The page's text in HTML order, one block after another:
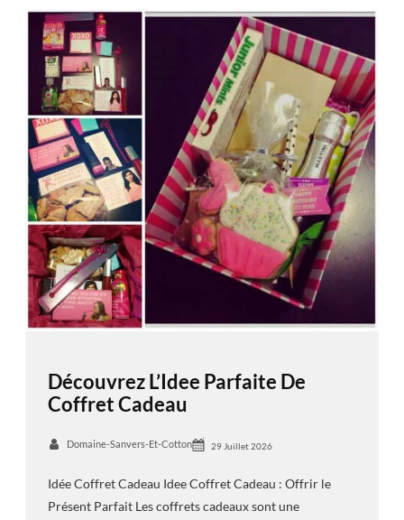
Découvrez L’Idee Parfaite De
Coffret Cadeau
Domaine-Sanvers-Et-Cotton 29 Juillet 2026
Idée Coffret Cadeau Idee Coffret Cadeau : Offrir le
Présent Parfait Les coffrets cadeaux sont une